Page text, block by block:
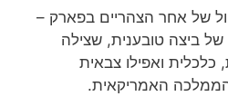
של אחר הצהריים בפארק –
ביצה טובענית, שצילה
כלכלית ואפילו צבאית
האמריקאית.